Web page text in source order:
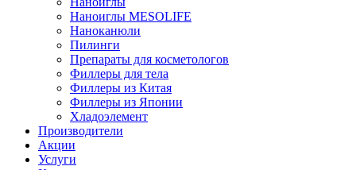
Наноиглы MESOLIFE
Наноканюли
Пилинги
Препараты для косметологов
Филлеры для тела
Филлеры из Китая
Филлеры из Японии
Хладоэлемент
Производители
Акции
Услуги